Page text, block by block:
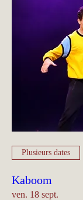
Plusieurs dates
Kaboom
ven. 18 sept.